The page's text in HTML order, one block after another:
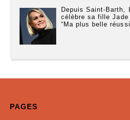
Depuis Saint-Barth,
célèbre sa fille
“Ma plus belle
PAGES